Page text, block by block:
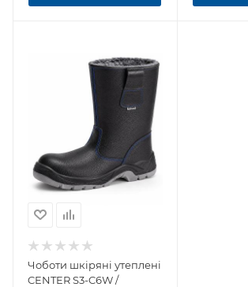
Чоботи шкіряні утеплені
CENTER S3-C6W /